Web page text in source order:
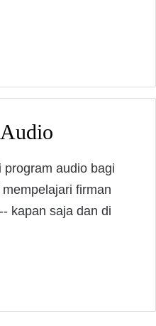
program audio bagi
firman
kapan saja dan di